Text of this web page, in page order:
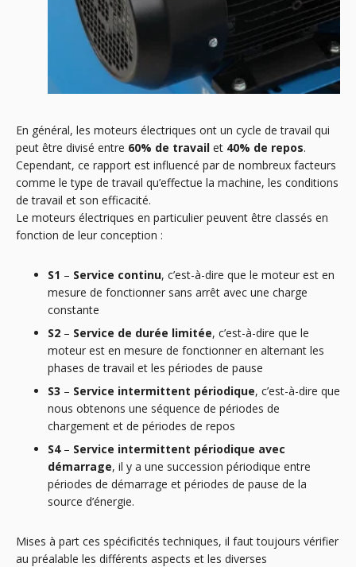
En général, les moteurs électriques ont un cycle de travail qui
peut être divisé entre 60% de travail et 40% de repos.
Cependant, ce rapport est influencé par de nombreux facteurs
comme le type de travail qu’effectue la machine, les conditions
de travail et son efficacité.
Le moteurs électriques en particulier peuvent être classés en
fonction de leur conception :
S1 – Service continu, c’est-à-dire que le moteur est en
mesure de fonctionner sans arrêt avec une charge
constante
S2 – Service de durée limitée, c’est-à-dire que le
moteur est en mesure de fonctionner en alternant les
phases de travail et les périodes de pause
S3 – Service intermittent périodique, c’est-à-dire que
nous obtenons une séquence de périodes de
chargement et de périodes de repos
S4– Service intermittent périodique avec
démarrage, il y a une succession périodique entre
périodes de démarrage et périodes de pause de la
source d’énergie.
Mises à part ces spécificités techniques, il faut toujours vérifier
au préalable les différents aspects et les diverses